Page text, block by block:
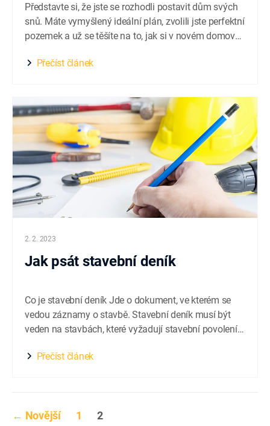
Představte si, že jste se rozhodli postavit dům svých
snů. Máte vymyšlený ideální plán, zvolili jste perfektní
pozemek a už se těšíte na to, jak si v novém domově
stát skutečností, je třeba udělat na cestě k realizaci
Přečíst článek
2. 2. 2023
Jak psát stavební deník
Co je stavební deník Jde o dokument, ve kterém se
vedou záznamy o stavbě. Stavební deník musí být
veden na stavbách, které vyžadují stavební povolení
ohlašovaných staveb je možné místo stavebního
Přečíst článek
Stránkování
← Novější 1 2